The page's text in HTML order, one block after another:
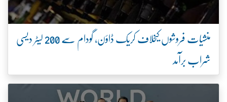
منشیات فروشوں کیخلاف کریک ڈاؤن، گودام سے 200 لیٹر دیسی
شراب برآمد